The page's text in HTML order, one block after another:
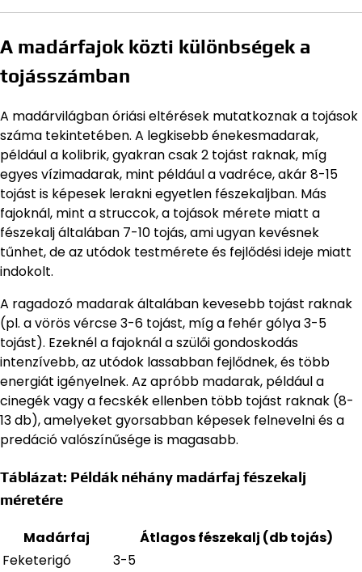
A madárfajok közti különbségek a
tojásszámban
A madárvilágban óriási eltérések mutatkoznak a tojások
száma tekintetében. A legkisebb énekesmadarak,
például a kolibrik, gyakran csak 2 tojást raknak, míg
egyes vízimadarak, mint például a vadréce, akár 8-15
tojást is képesek lerakni egyetlen fészekaljban. Más
fajoknál, mint a struccok, a tojások mérete miatt a
fészekalj általában 7-10 tojás, ami ugyan kevésnek
tűnhet, de az utódok testmérete és fejlődési ideje miatt
indokolt.
A ragadozó madarak általában kevesebb tojást raknak
(pl. a vörös vércse 3-6 tojást, míg a fehér gólya 3-5
tojást). Ezeknél a fajoknál a szülői gondoskodás
intenzívebb, az utódok lassabban fejlődnek, és több
energiát igényelnek. Az apróbb madarak, például a
cinegék vagy a fecskék ellenben több tojást raknak (8-
13 db), amelyeket gyorsabban képesek felnevelni és a
predáció valószínűsége is magasabb.
Táblázat: Példák néhány madárfaj fészekalj
méretére
Madárfaj
Átlagos fészekalj (db tojás)
Feketerigó
3-5